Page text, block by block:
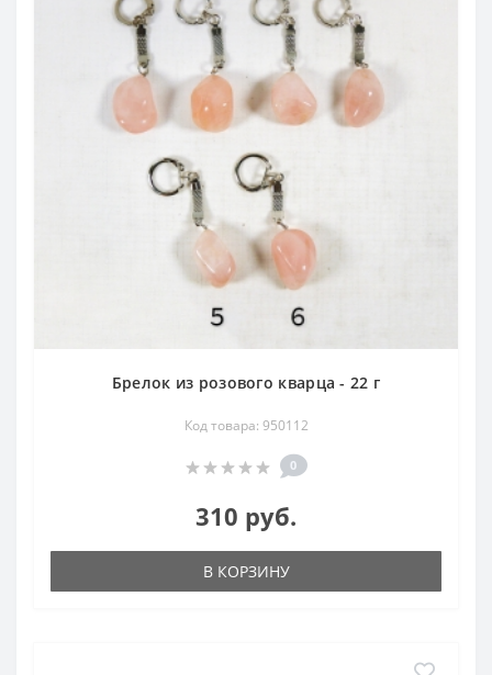
Брелок из розового кварца - 22 г
Код товара: 950112
0
310 руб.
В КОРЗИНУ